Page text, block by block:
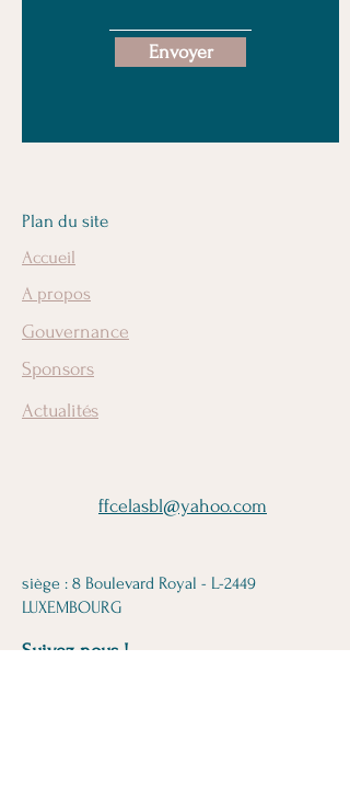
Envoyer
Plan du site
Accueil
A propos
Gouvernance
Sponsors
Actualités
ffcelasbl@yahoo.com
siège : 8 Boulevard Royal - L-2449
LUXEMBOURG
Suivez-nous !